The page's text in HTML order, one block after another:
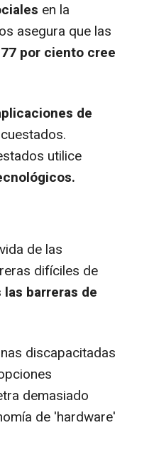
en la
asegura que las
por ciento cree
de
utilice
de las
difíciles de
barreras de
discapacitadas
demasiado
de 'hardware'